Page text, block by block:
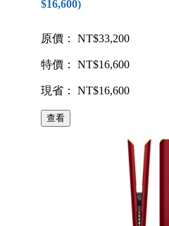
$16,600)
原價： NT$33,200
特價： NT$16,600
現省： NT$16,600
查看